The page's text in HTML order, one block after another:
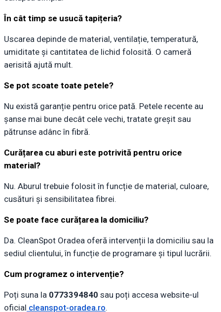
În cât timp se usucă tapițeria?
Uscarea depinde de material, ventilație, temperatură,
umiditate și cantitatea de lichid folosită. O cameră
aerisită ajută mult.
Se pot scoate toate petele?
Nu există garanție pentru orice pată. Petele recente au
șanse mai bune decât cele vechi, tratate greșit sau
pătrunse adânc în fibră.
Curățarea cu aburi este potrivită pentru orice
material?
Nu. Aburul trebuie folosit în funcție de material, culoare,
cusături și sensibilitatea fibrei.
Se poate face curățarea la domiciliu?
Da. CleanSpot Oradea oferă intervenții la domiciliu sau la
sediul clientului, în funcție de programare și tipul lucrării.
Cum programez o intervenție?
Poți suna la 0773394840 sau poți accesa website-ul
oficial cleanspot-oradea.ro.